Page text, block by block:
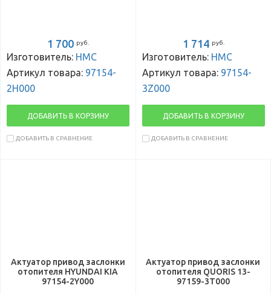
1 700 руб.
Изготовитель: HMC
Артикул товара: 97154-
2H000
ДОБАВИТЬ В КОРЗИНУ
ДОБАВИТЬ В СРАВНЕНИЕ
1 714 руб.
Изготовитель: HMC
Артикул товара: 97154-
3Z000
ДОБАВИТЬ В КОРЗИНУ
ДОБАВИТЬ В СРАВНЕНИЕ
Актуатор привод заслонки
отопителя HYUNDAI KIA
97154-2Y000
Актуатор привод заслонки
отопителя QUORIS 13-
97159-3T000